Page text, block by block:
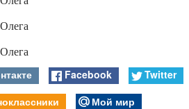
Facebook Twitter
Мой мир